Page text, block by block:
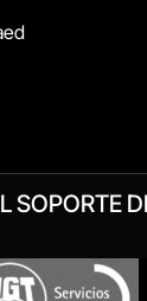
SOPORTE